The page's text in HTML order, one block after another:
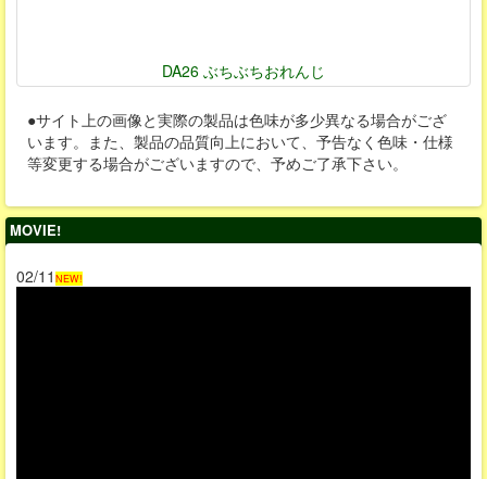
DA26 ぶちぶちおれんじ
●サイト上の画像と実際の製品は色味が多少異なる場合がござ
います。また、製品の品質向上において、予告なく色味・仕様
等変更する場合がございますので、予めご了承下さい。
MOVIE!
02/11 NEW!